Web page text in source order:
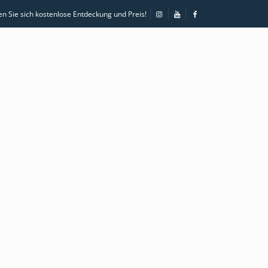
Sie sich kostenlose Entdeckung und Preis!